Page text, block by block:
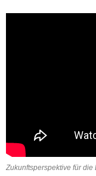
Zukunftsperspektive für